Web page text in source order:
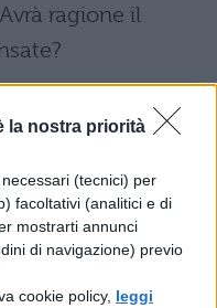
la nostra priorità
(tecnici) per
facoltativi (analitici e di
mostrarti annunci
di navigazione) previo
cookie policy, leggi
ragione il